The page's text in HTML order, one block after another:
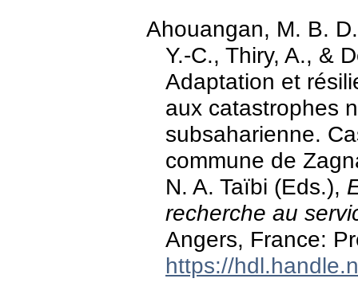
Ahouangan, M. B.
Y.-C., Thiry, A., &
Adaptation et
aux catastrophes
subsaharienne.
commune de
N. A. Taïbi (Eds.),
recherche au
Angers, France:
https://